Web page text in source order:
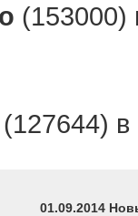
в
01.09.2014